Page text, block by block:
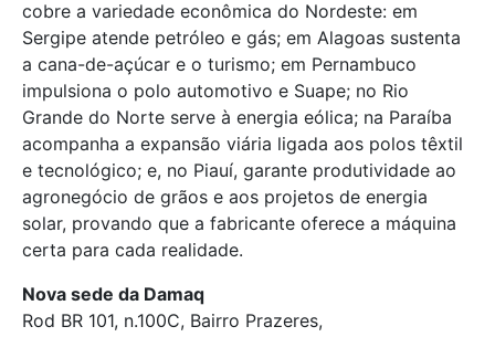
cobre a variedade econômica do Nordeste: em
Sergipe atende petróleo e gás; em Alagoas sustenta
a cana-de-açúcar e o turismo; em Pernambuco
impulsiona o polo automotivo e Suape; no Rio
Grande do Norte serve à energia eólica; na Paraíba
acompanha a expansão viária ligada aos polos têxtil
e tecnológico; e, no Piauí, garante produtividade ao
agronegócio de grãos e aos projetos de energia
solar, provando que a fabricante oferece a máquina
certa para cada realidade.
Nova sede da Damaq
Rod BR 101, n.100C, Bairro Prazeres,